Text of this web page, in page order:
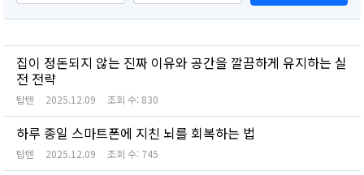
집이 정돈되지 않는 진짜 이유와 공간을 깔끔하게 유지하는 실
전 전략
탑텐 2025.12.09 조회 수: 830
하루 종일 스마트폰에 지친 뇌를 회복하는 법
탑텐 2025.12.09 조회 수: 745